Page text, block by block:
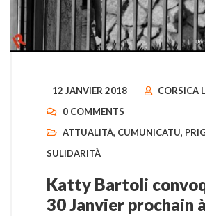
12 JANVIER 2018
CORSICA
0 COMMENTS
ATTUALITÀ, CUMUNICATU,
SULIDARITÀ
Katty Bartoli
30 Janvier prochain